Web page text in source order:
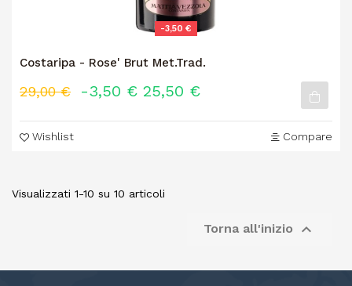
-3,50 €
Costaripa - Rose' Brut Met.Trad.
29,00 € -3,50 € 25,50 €
Wishlist Compare
Visualizzati 1-10 su 10 articoli
Torna all'inizio 